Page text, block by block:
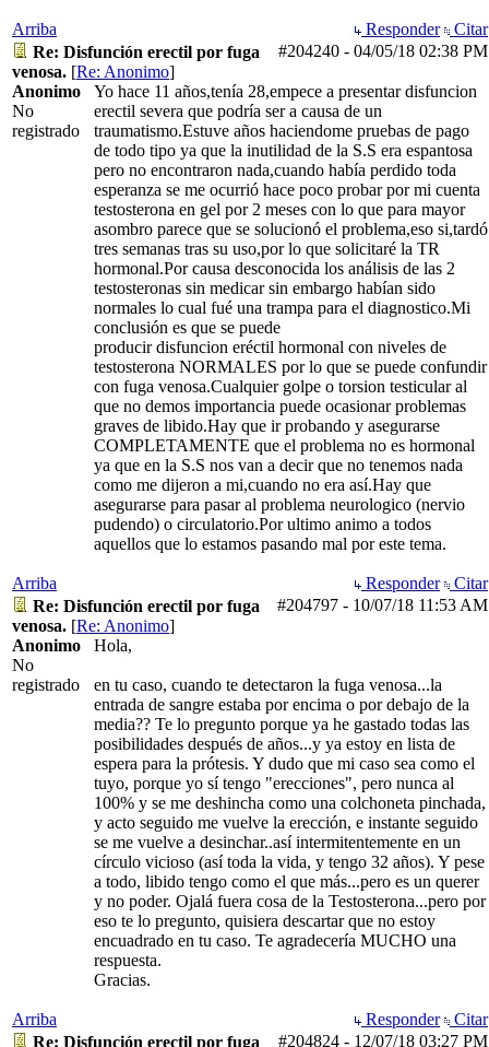
Arriba Responder
Citar
#204240 - 04/05/18 02:38 PM
Re: Disfunción erectil por fuga
venosa. [Re: Anonimo]
Anonimo
No
registrado
Yo hace 11 años,tenía 28,empece a presentar disfuncion
erectil severa que podría ser a causa de un
traumatismo.Estuve años haciendome pruebas de pago
de todo tipo ya que la inutilidad de la S.S era espantosa
pero no encontraron nada,cuando había perdido toda
esperanza se me ocurrió hace poco probar por mi cuenta
testosterona en gel por 2 meses con lo que para mayor
asombro parece que se solucionó el problema,eso si,tardó
tres semanas tras su uso,por lo que solicitaré la TR
hormonal.Por causa desconocida los análisis de las 2
testosteronas sin medicar sin embargo habían sido
normales lo cual fué una trampa para el diagnostico.Mi
conclusión es que se puede
producir disfuncion eréctil hormonal con niveles de
testosterona NORMALES por lo que se puede confundir
con fuga venosa.Cualquier golpe o torsion testicular al
que no demos importancia puede ocasionar problemas
graves de libido.Hay que ir probando y asegurarse
COMPLETAMENTE que el problema no es hormonal
ya que en la S.S nos van a decir que no tenemos nada
como me dijeron a mi,cuando no era así.Hay que
asegurarse para pasar al problema neurologico (nervio
pudendo) o circulatorio.Por ultimo animo a todos
aquellos que lo estamos pasando mal por este tema.
Arriba Responder
Citar
#204797 - 10/07/18 11:53 AM
Re: Disfunción erectil por fuga
venosa. [Re: Anonimo]
Anonimo
No
registrado
Hola,
en tu caso, cuando te detectaron la fuga venosa...la
entrada de sangre estaba por encima o por debajo de la
media?? Te lo pregunto porque ya he gastado todas las
posibilidades después de años...y ya estoy en lista de
espera para la prótesis. Y dudo que mi caso sea como el
tuyo, porque yo sí tengo "erecciones", pero nunca al
100% y se me deshincha como una colchoneta pinchada,
y acto seguido me vuelve la erección, e instante seguido
se me vuelve a desinchar..así intermitentemente en un
círculo vicioso (así toda la vida, y tengo 32 años). Y pese
a todo, libido tengo como el que más...pero es un querer
y no poder. Ojalá fuera cosa de la Testosterona...pero por
eso te lo pregunto, quisiera descartar que no estoy
encuadrado en tu caso. Te agradecería MUCHO una
respuesta.
Gracias.
Arriba Responder
Citar
#204824 - 12/07/18 03:27 PM
Re: Disfunción erectil por fuga